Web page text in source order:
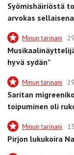
Syömishäiriöstä
arvokas
Minun tarinani
hyvä sydän”
Minun tarinani
Saritan
toipuminen oli
Minun tarinani
Pirjon lukukoira